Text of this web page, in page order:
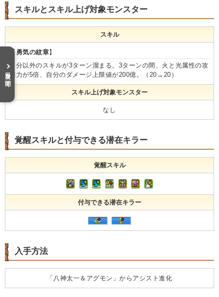
スキルとスキル上げ対象モンスター
スキル
【 勇気の紋章】
自分以外のスキルが3ターン溜まる。3ターンの間、火と光属性の攻
撃力が5倍、自分のダメージ上限値が200億。（20→20）
スキル上げ対象モンスター
なし
覚醒スキルと付与できる潜在キラー
覚醒スキル
付与できる潜在キラー
入手方法
「八神太一＆アグモン」からアシスト進化
目次を開く